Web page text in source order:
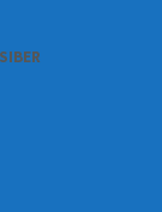
SIBER